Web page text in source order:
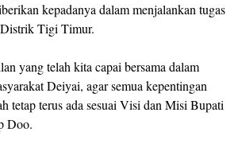
kepadanya dalam menjalankan tugas
Tigi Timur.
yang telah kita capai bersama dalam
Deiyai, agar semua kepentingan
tetap terus ada sesuai Visi dan Misi Bupati
Doo.